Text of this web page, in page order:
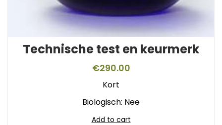
Technische test en keurmerk
€290.00
Kort
Biologisch: Nee
Add to cart